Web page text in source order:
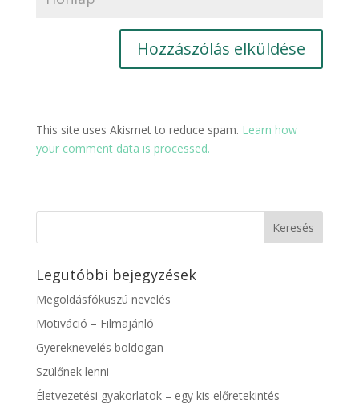
This site uses Akismet to reduce spam. Learn how
your comment data is processed.
Legutóbbi bejegyzések
Megoldásfókuszú nevelés
Motiváció – Filmajánló
Gyereknevelés boldogan
Szülőnek lenni
Életvezetési gyakorlatok – egy kis előretekintés